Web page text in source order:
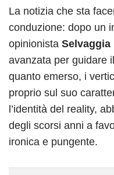
La notizia che sta
conduzione: dopo un
opinionista Selvaggia
avanzata per guidare
quanto emerso, i
proprio sul suo
l’identità del reality,
degli scorsi anni a
ironica e pungente.